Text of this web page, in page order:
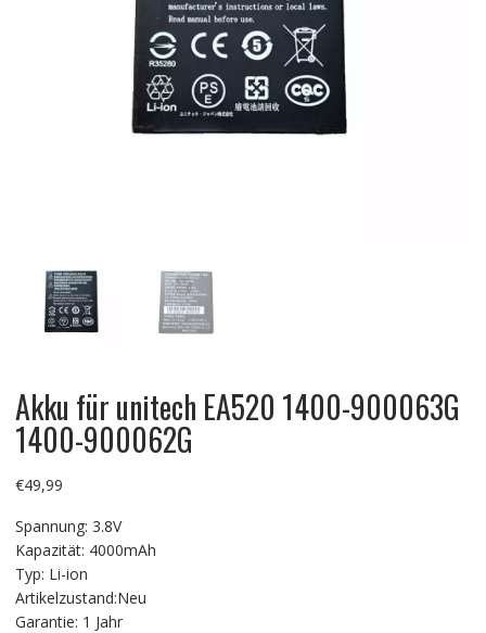
Akku für unitech EA520 1400-900063G
1400-900062G
€49,99
Spannung: 3.8V
Kapazität: 4000mAh
Typ: Li-ion
Artikelzustand:Neu
Garantie: 1 Jahr